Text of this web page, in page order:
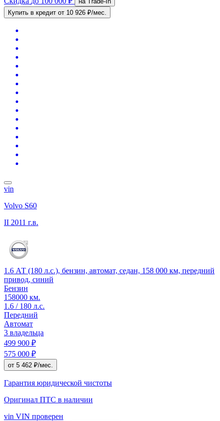
Купить в кредит от 10 926 ₽/мес.
vin
Volvo S60
II 2011 г.в.
1.6 АТ (180 л.с.), бензин, автомат, седан, 158 000 км, передний
привод, синий
Бензин
158000 км.
1.6 / 180 л.с.
Передний
Автомат
3 владельца
499 900 ₽
575 000 ₽
от 5 462 ₽/мес.
Гарантия юридической чистоты
Оригинал ПТС в наличии
vin VIN проверен